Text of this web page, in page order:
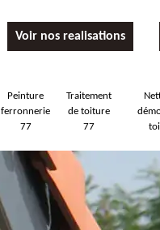
Voir nos realisations
Peinture
ferronnerie
77
Traitement
de toiture
77